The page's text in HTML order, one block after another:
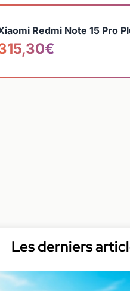
Redmi Note 15 Pro
Les derniers